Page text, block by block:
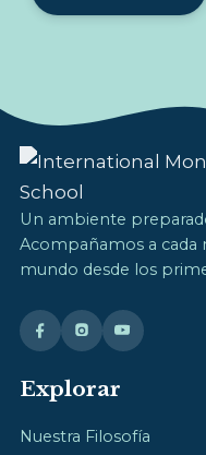
Un ambiente
Acompañamos a cada
mundo desde los
Explorar
Nuestra Filosofía